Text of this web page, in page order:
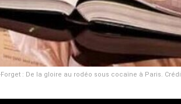
Forget : De la gloire au rodéo sous cocaïne à Paris.